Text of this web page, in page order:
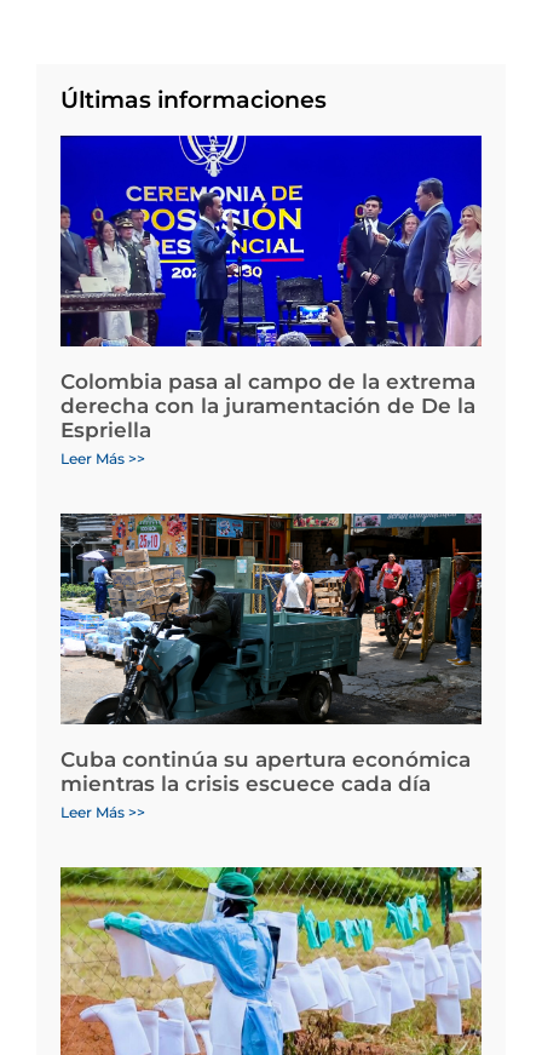
Últimas informaciones
Colombia pasa al campo de la extrema
derecha con la juramentación de De la
Espriella
Leer Más >>
Cuba continúa su apertura económica
mientras la crisis escuece cada día
Leer Más >>